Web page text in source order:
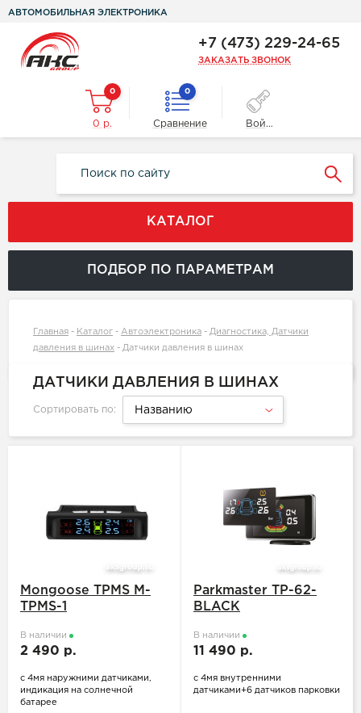
АВТОМОБИЛЬНАЯ ЭЛЕКТРОНИКА
+7 (473) 229-24-65
ЗАКАЗАТЬ ЗВОНОК
0
0 р.
0
Сравнение Войти
КАТАЛОГ
ПОДБОР ПО ПАРАМЕТРАМ
Главная - Каталог - Автоэлектроника - Диагностика, Датчики
давления в шинах - Датчики давления в шинах
ДАТЧИКИ ДАВЛЕНИЯ В ШИНАХ
Сортировать по: Названию
Mongoose TPMS M-
TPMS-1
В наличии
2 490 р.
с 4мя наружними датчиками,
индикация на солнечной
батарее
Parkmaster TP-62-
BLACK
В наличии
11 490 р.
с 4мя внутренними
датчиками+6 датчиков парковки